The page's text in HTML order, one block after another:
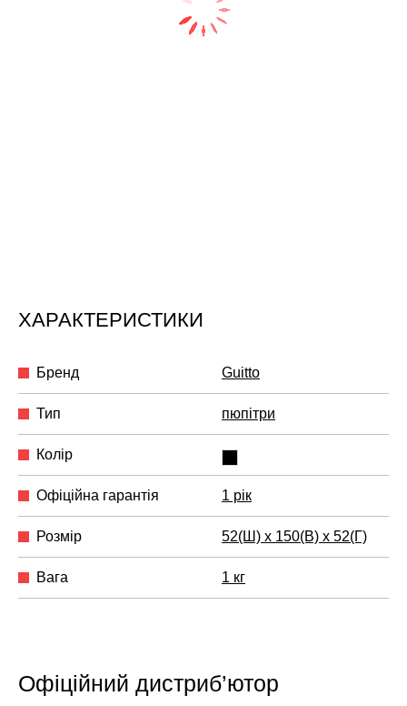
ХАРАКТЕРИСТИКИ
Бренд Guitto
Тип пюпітри
Колір
Офіційна гарантія 1 рік
Розмір 52(Ш) x 150(В) x 52(Г)
Вага 1 кг
Офіційний дистриб’ютор